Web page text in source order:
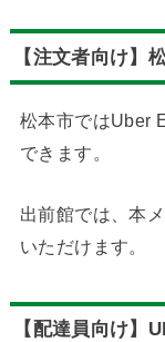
【注文者向け】
松本市ではUber
できます。
出前館では、本
いただけます。
【配達員向け】